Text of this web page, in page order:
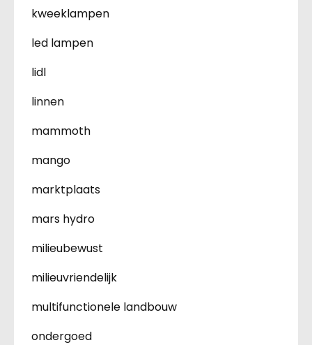
kweeklampen
led lampen
lidl
linnen
mammoth
mango
marktplaats
mars hydro
milieubewust
milieuvriendelijk
multifunctionele landbouw
ondergoed